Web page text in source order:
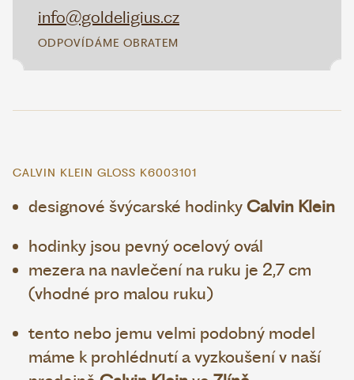
info@goldeligius.cz
ODPOVÍDÁME OBRATEM
CALVIN KLEIN GLOSS K6003101
designové švýcarské hodinky Calvin Klein
hodinky jsou pevný ocelový ovál
mezera na navlečení na ruku je 2,7 cm
(vhodné pro malou ruku)
tento nebo jemu velmi podobný model
máme k prohlédnutí a vyzkoušení v naší